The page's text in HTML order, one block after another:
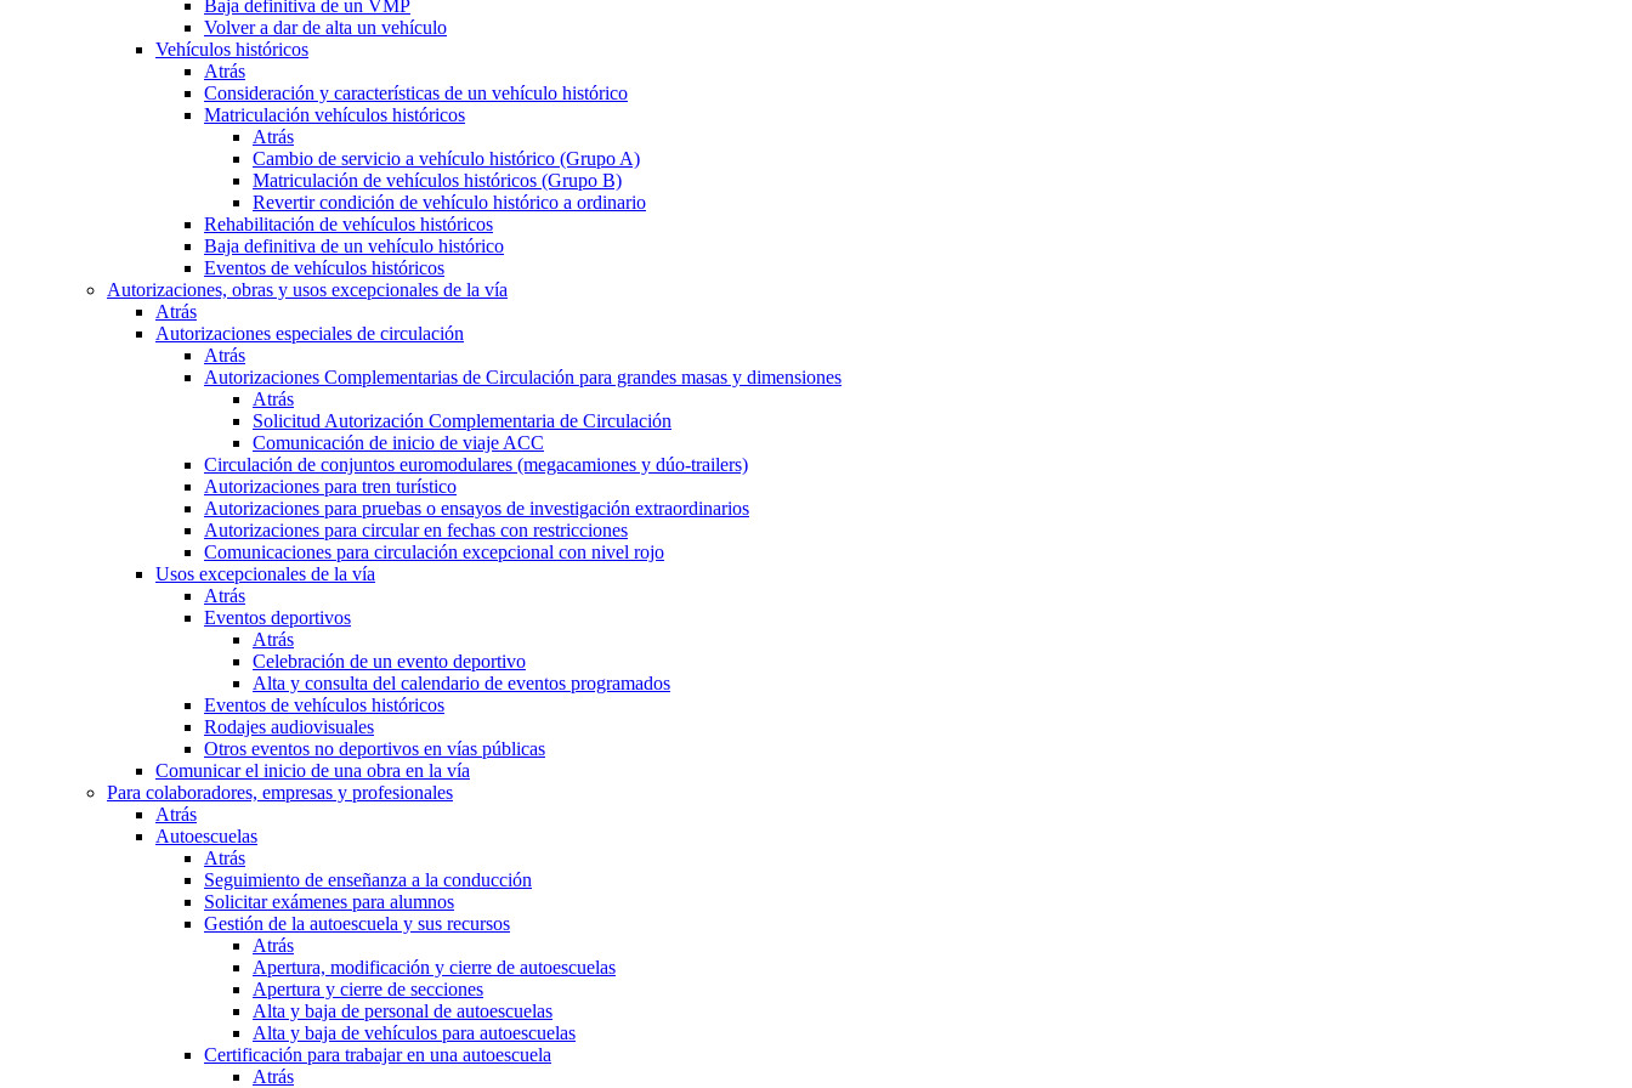
Baja definitiva de un VMP
Volver a dar de alta un vehículo
Vehículos históricos
Atrás
Consideración y características de un vehículo histórico
Matriculación vehículos históricos
Atrás
Cambio de servicio a vehículo histórico (Grupo A)
Matriculación de vehículos históricos (Grupo B)
Revertir condición de vehículo histórico a ordinario
Rehabilitación de vehículos históricos
Baja definitiva de un vehículo histórico
Eventos de vehículos históricos
Autorizaciones, obras y usos excepcionales de la vía
Atrás
Autorizaciones especiales de circulación
Atrás
Autorizaciones Complementarias de Circulación para grandes masas y dimensiones
Atrás
Solicitud Autorización Complementaria de Circulación
Comunicación de inicio de viaje ACC
Circulación de conjuntos euromodulares (megacamiones y dúo-trailers)
Autorizaciones para tren turístico
Autorizaciones para pruebas o ensayos de investigación extraordinarios
Autorizaciones para circular en fechas con restricciones
Comunicaciones para circulación excepcional con nivel rojo
Usos excepcionales de la vía
Atrás
Eventos deportivos
Atrás
Celebración de un evento deportivo
Alta y consulta del calendario de eventos programados
Eventos de vehículos históricos
Rodajes audiovisuales
Otros eventos no deportivos en vías públicas
Comunicar el inicio de una obra en la vía
Para colaboradores, empresas y profesionales
Atrás
Autoescuelas
Atrás
Seguimiento de enseñanza a la conducción
Solicitar exámenes para alumnos
Gestión de la autoescuela y sus recursos
Atrás
Apertura, modificación y cierre de autoescuelas
Apertura y cierre de secciones
Alta y baja de personal de autoescuelas
Alta y baja de vehículos para autoescuelas
Certificación para trabajar en una autoescuela
Atrás